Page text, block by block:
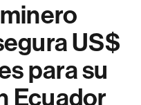
US$
para su
Ecuador